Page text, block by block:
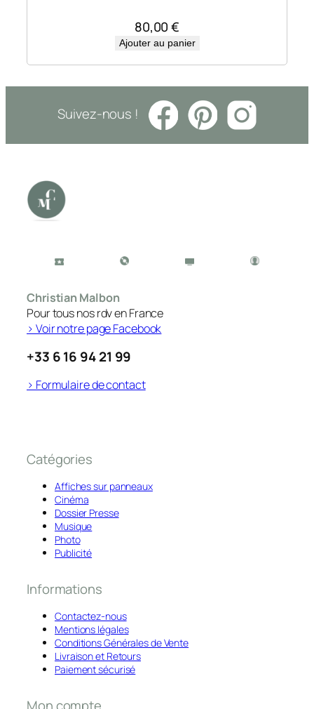
80,00€
Ajouter au panier
Suivez-nous !
Christian Malbon
Pour tous nos rdv en France
> Voir notre page Facebook
+33 6 16 94 21 99
> Formulaire de contact
Catégories
Affiches sur panneaux
Cinéma
Dossier Presse
Musique
Photo
Publicité
Informations
Contactez-nous
Mentions légales
Conditions Générales de Vente
Livraison et Retours
Paiement sécurisé